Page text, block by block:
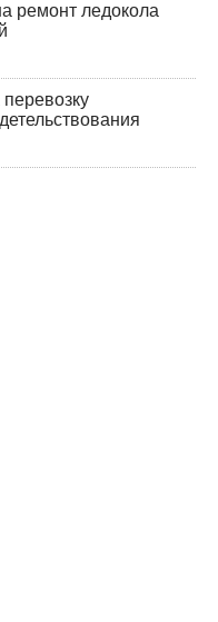
ремонт ледокола